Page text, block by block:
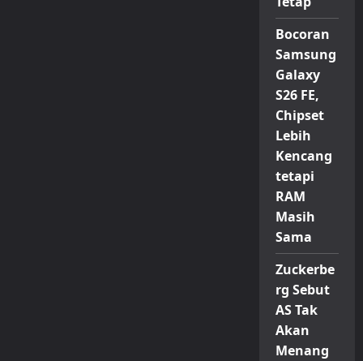
Bocoran
Samsung
Galaxy
S26 FE,
Chipset
Lebih
Kencang
tetapi
RAM
Masih
Sama
Zuckerbe
rg Sebut
AS Tak
Akan
Menang